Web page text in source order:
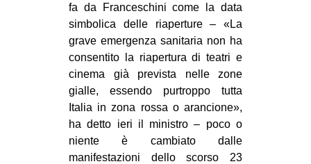
AFRICA
AMERICHE
ESTREMO ORIENTE
EUROPA
MEDIO ORIENTE
MONDO
EVENTI
fa da Franceschini come la data
simbolica delle riaperture – «La
grave emergenza sanitaria non ha
consentito la riapertura di teatri e
cinema già prevista nelle zone
gialle, essendo purtroppo tutta
Italia in zona rossa o arancione»,
ha detto ieri il ministro – poco o
niente è cambiato dalle
manifestazioni dello scorso 23